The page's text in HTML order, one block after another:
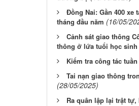
Đồng Nai: Gần 400
tháng đầu năm (16/05/
Cảnh sát giao thông
thông ở lứa tuổi học sinh
Kiểm tra công tác
Tai nạn giao thông
(28/05/2025)
Ra quân lập lại trật